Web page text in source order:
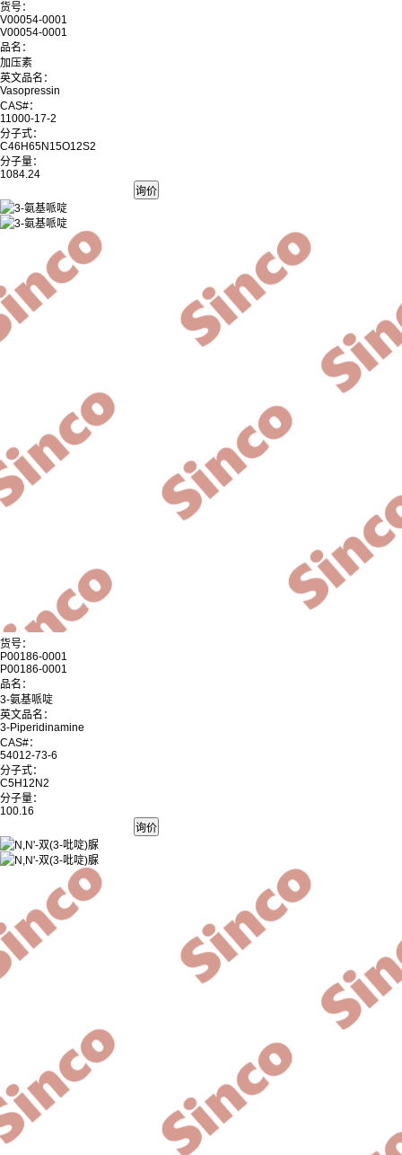
货号：
V00054-0001
V00054-0001
品名：
加压素
英文品名：
Vasopressin
CAS#：
11000-17-2
分子式：
C46H65N15O12S2
分子量：
1084.24
货号：
P00186-0001
P00186-0001
品名：
3-氨基哌啶
英文品名：
3-Piperidinamine
CAS#：
54012-73-6
分子式：
C5H12N2
分子量：
100.16